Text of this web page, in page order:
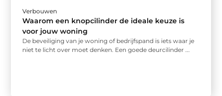
Verbouwen
Waarom een knopcilinder de ideale keuze is
voor jouw woning
De beveiliging van je woning of bedrijfspand is iets waar je
niet te licht over moet denken. Een goede deurcilinder ...